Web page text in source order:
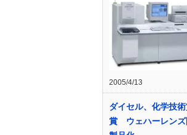
2005/4/13
ダイセル、化学技
賞 ウェハーレンズ